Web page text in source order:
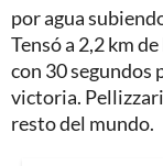
por agua
Tensó a 2,2 km
con 30
victoria.
resto del mundo.